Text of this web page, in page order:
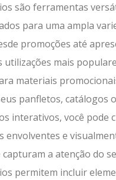
são ferramentas
para uma ampla
promoções até
utilizações mais
materiais
panfletos, catálogos
interativos, você pode
envolventes e
a atenção do
permitem incluir